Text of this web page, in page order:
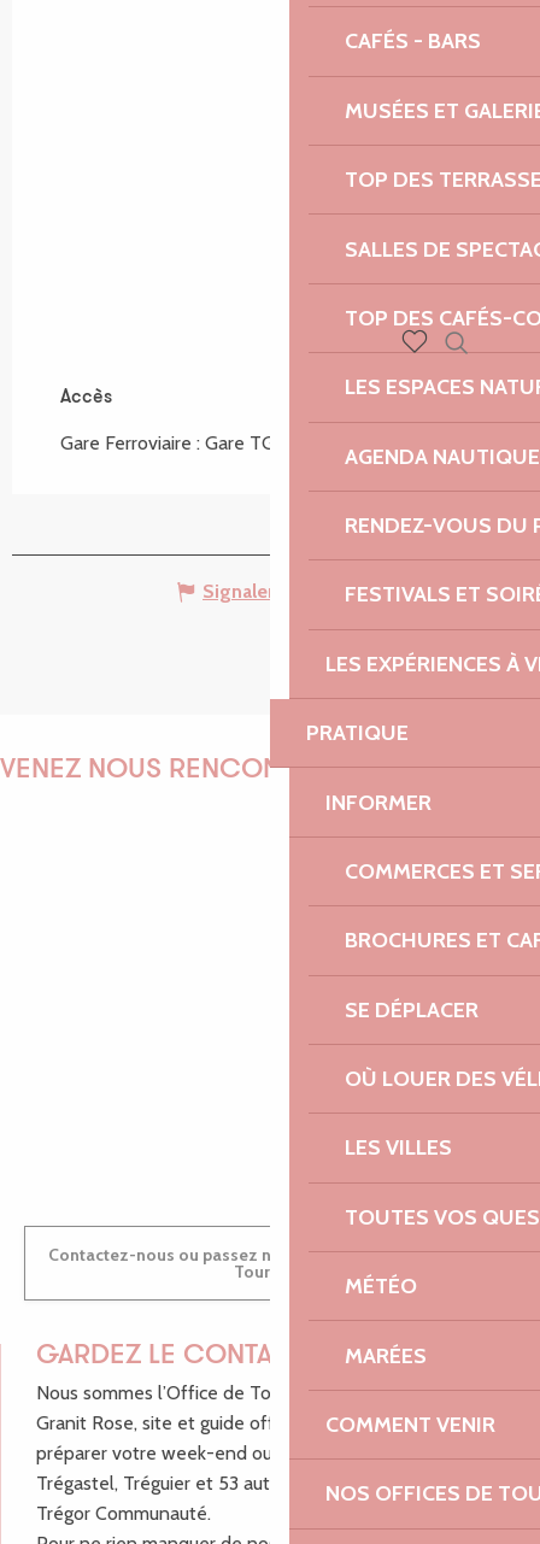
CAFÉS - BARS
MUSÉES ET
TOP DES
SALLES DE
TOP DES CAFÉS-
LES ESPACES
AGENDA NAUTIQUE
RENDEZ-VOUS DU
FESTIVALS ET
LES EXPÉRIENCES À
PRATIQUE
INFORMER
COMMERCES ET
BROCHURES ET
SE DÉPLACER
OÙ LOUER DES
LES VILLES
TOUTES VOS
MÉTÉO
MARÉES
COMMENT VENIR
NOS OFFICES DE
Voir les favoris
Accès
Accès
Gare Ferroviaire : Gare TGV Lannion à 500m
Signaler une erreur
VENEZ NOUS RENCONTRER !
MARINE
Contactez-nous ou passez nous voir dans nos Offices de
Tourisme
GARDEZ LE CONTACT !
Nous sommes l’Office de Tourisme Bretagne - Côte de
Granit Rose, site et guide officiel pour vous aider à
préparer votre week-end ou vos vacances à Lannion,
Trégastel, Tréguier et 53 autres communes de Lannion-
Trégor Communauté.